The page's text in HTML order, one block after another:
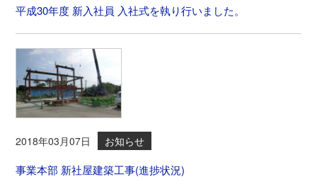
平成30年度 新入社員 入社式を執り行いました。
2018年03月07日 お知らせ
事業本部 新社屋建築工事(進捗状況)